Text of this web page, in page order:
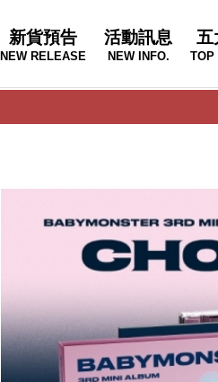
新貨預告
NEW RELEASE
活動訊息
NEW INFO.
五
TOP